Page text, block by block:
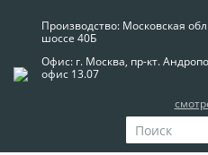
Производство: Московская
шоссе 40Б
Офис: г. Москва, пр-кт.
офис 13.07